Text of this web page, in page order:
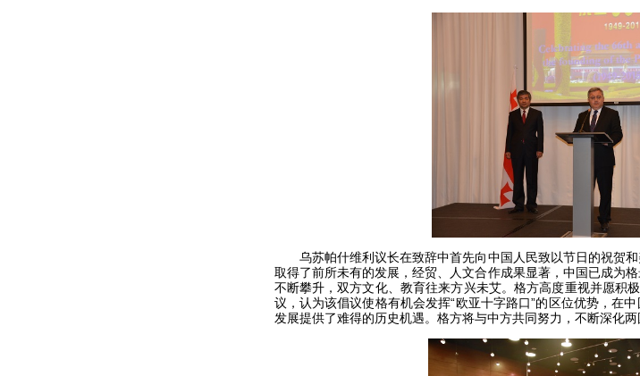
乌苏帕什维利议长在致辞中首先向中国人民致以节日的祝贺和
取得了前所未有的发展，经贸、人文合作成果显著，中国已成为
不断攀升，双方文化、教育往来方兴未艾。格方高度重视并愿积
议，认为该倡议使格有机会发挥“欧亚十字路口”的区位优势，在
发展提供了难得的历史机遇。格方将与中方共同努力，不断深化两